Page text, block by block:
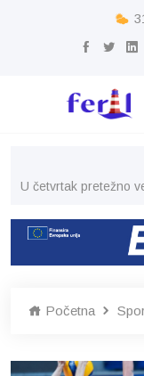
U četvrtak pretežno
Početna